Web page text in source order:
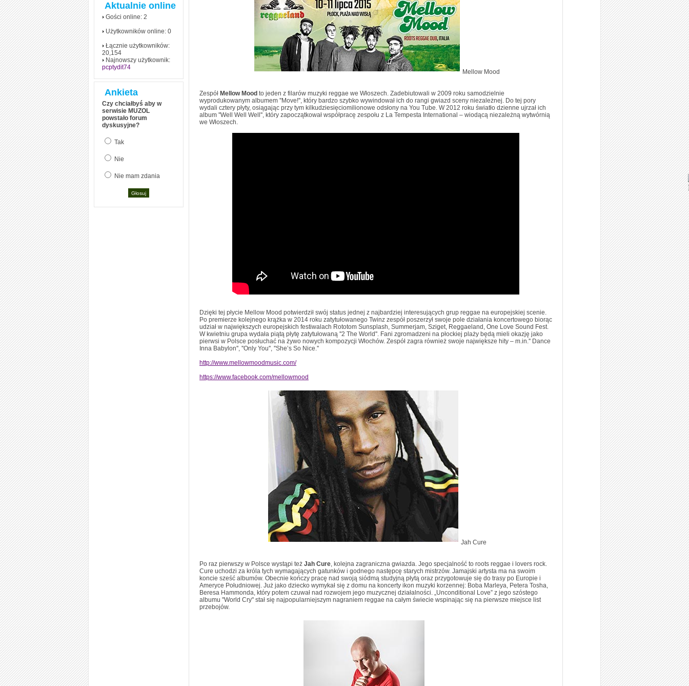
Aktualnie online
Gości online: 2
Użytkowników online: 0
Łącznie użytkowników:
20,154
Najnowszy użytkownik:
pcptydit74
Ankieta
Czy chciałbyś aby w
serwisie MUZOL
powstało forum
dyskusyjne?
Tak
Nie
Nie mam zdania
Mellow Mood
Zespół Mellow Mood to jeden z filarów muzyki reggae we Włoszech. Zadebiutowali w 2009 roku samodzielnie
wyprodukowanym albumem ''Move!'', który bardzo szybko wywindował ich do rangi gwiazd sceny niezależnej. Do tej pory
wydali cztery płyty, osiągając przy tym kilkudziesięciomilionowe odsłony na You Tube. W 2012 roku światło dzienne ujrzał ich
album ''Well Well Well'', który zapoczątkował współpracę zespołu z La Tempesta International – wiodącą niezależną wytwórnią
we Włoszech.
Dzięki tej płycie Mellow Mood potwierdził swój status jednej z najbardziej interesujących grup reggae na europejskiej scenie.
Po premierze kolejnego krążka w 2014 roku zatytułowanego Twinz zespół poszerzył swoje pole działania koncertowego biorąc
udział w największych europejskich festiwalach Rototom Sunsplash, Summerjam, Sziget, Reggaeland, One Love Sound Fest.
W kwietniu grupa wydała piątą płytę zatytułowaną ''2 The World''. Fani zgromadzeni na płockiej plaży będą mieli okazję jako
pierwsi w Polsce posłuchać na żywo nowych kompozycji Włochów. Zespół zagra również swoje największe hity – m.in.'' Dance
Inna Babylon'', ''Only You'', ''She’s So Nice.''
http://www.mellowmoodmusic.com/
https://www.facebook.com/mellowmood
Jah Cure
Po raz pierwszy w Polsce wystąpi też Jah Cure, kolejna zagraniczna gwiazda. Jego specjalność to roots reggae i lovers rock.
Cure uchodzi za króla tych wymagających gatunków i godnego następcę starych mistrzów. Jamajski artysta ma na swoim
koncie sześć albumów. Obecnie kończy pracę nad swoją siódmą studyjną płytą oraz przygotowuje się do trasy po Europie i
Ameryce Południowej. Już jako dziecko wymykał się z domu na koncerty ikon muzyki korzennej: Boba Marleya, Petera Tosha,
Beresa Hammonda, który potem czuwał nad rozwojem jego muzycznej działalności. „Unconditional Love” z jego szóstego
albumu "World Cry" stał się najpopularniejszym nagraniem reggae na całym świecie wspinając się na pierwsze miejsce list
przebojów.